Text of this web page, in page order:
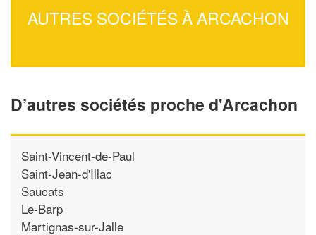
AUTRES SOCIÉTÉS À ARCACHON
D’autres sociétés proche d'Arcachon
Saint-Vincent-de-Paul
Saint-Jean-d'Illac
Saucats
Le-Barp
Martignas-sur-Jalle